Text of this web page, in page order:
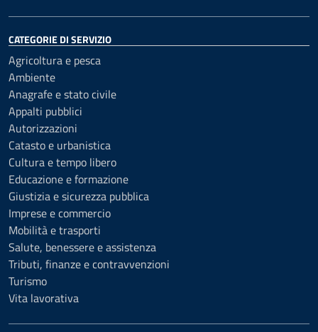
CATEGORIE DI SERVIZIO
Agricoltura e pesca
Ambiente
Anagrafe e stato civile
Appalti pubblici
Autorizzazioni
Catasto e urbanistica
Cultura e tempo libero
Educazione e formazione
Giustizia e sicurezza pubblica
Imprese e commercio
Mobilità e trasporti
Salute, benessere e assistenza
Tributi, finanze e contravvenzioni
Turismo
Vita lavorativa